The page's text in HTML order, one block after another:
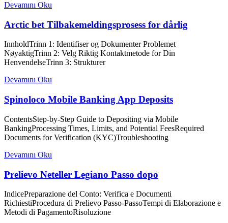
Devamını Oku
Arctic bet Tilbakemeldingsprosess for dårlig
InnholdTrinn 1: Identifiser og Dokumenter Problemet
NøyaktigTrinn 2: Velg Riktig Kontaktmetode for Din
HenvendelseTrinn 3: Strukturer
Devamını Oku
Spinoloco Mobile Banking App Deposits
ContentsStep-by-Step Guide to Depositing via Mobile
BankingProcessing Times, Limits, and Potential FeesRequired
Documents for Verification (KYC)Troubleshooting
Devamını Oku
Prelievo Neteller Legiano Passo dopo
IndicePreparazione del Conto: Verifica e Documenti
RichiestiProcedura di Prelievo Passo-PassoTempi di Elaborazione e
Metodi di PagamentoRisoluzione